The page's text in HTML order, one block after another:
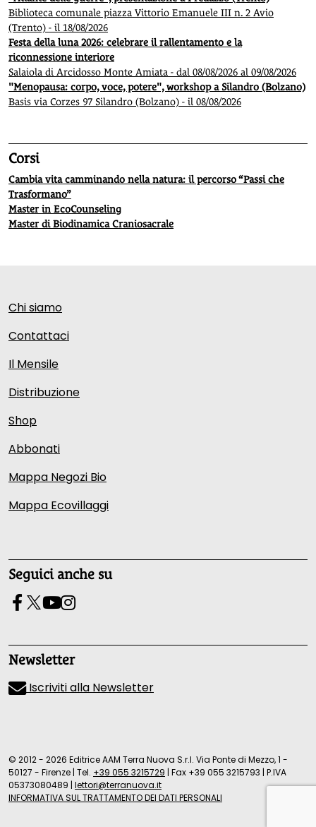
Biblioteca comunale piazza Vittorio Emanuele III n. 2 Avio
(Trento) - il 18/08/2026
Festa della luna 2026: celebrare il rallentamento e la
riconnessione interiore
Salaiola di Arcidosso Monte Amiata - dal 08/08/2026 al 09/08/2026
"Menopausa: corpo, voce, potere", workshop a Silandro (Bolzano)
Basis via Corzes 97 Silandro (Bolzano) - il 08/08/2026
Corsi
Cambia vita camminando nella natura: il percorso “Passi che
Trasformano”
Master in EcoCounseling
Master di Biodinamica Craniosacrale
Chi siamo
Contattaci
Il Mensile
Distribuzione
Shop
Abbonati
Mappa Negozi Bio
Mappa Ecovillaggi
Seguici anche su
Newsletter
Iscriviti alla Newsletter
© 2012 - 2026 Editrice AAM Terra Nuova S.r.l. Via Ponte di Mezzo, 1 -
50127 - Firenze | Tel. +39 055 3215729 | Fax +39 055 3215793 | P.IVA
05373080489 | lettori@terranuova.it
INFORMATIVA SUL TRATTAMENTO DEI DATI PERSONALI